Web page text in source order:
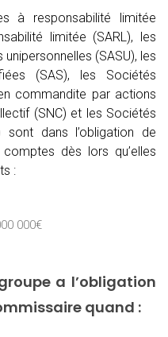
à responsabilité limitée
limitée (SARL), les
(SASU), les
(SAS), les Sociétés
commandite par actions
(SNC) et les Sociétés
dans l’obligation de
dès lors qu’elles
:
000€
a l’obligation
quand :